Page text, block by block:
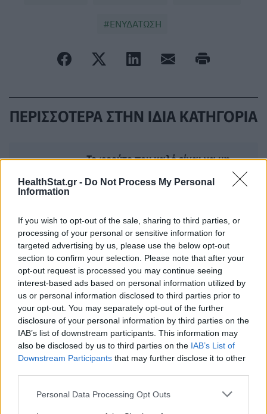
HealthStat.gr - Do Not Process My Personal
Information
If you wish to opt-out of the sale, sharing to third parties, or
processing of your personal or sensitive information for
targeted advertising by us, please use the below opt-out
section to confirm your selection. Please note that after your
opt-out request is processed you may continue seeing
interest-based ads based on personal information utilized by
us or personal information disclosed to third parties prior to
your opt-out. You may separately opt-out of the further
disclosure of your personal information by third parties on the
IAB’s list of downstream participants. This information may
also be disclosed by us to third parties on the IAB’s List of
Downstream Participants that may further disclose it to other
Personal Data Processing Opt Outs
ΕΝΥΔΑΤΩΣΗ
ΠΕΡΙΣΣΟΤΕΡΑ ΣΤΗΝ ΙΔΙΑ ΚΑΤΗΓΟΡΙΑ
Το φρούτο που καλό είναι να μη
συνδυάζετε με τον καφέ, σύμφωνα
με τους ειδικούς
Η συνέπεια στην άσκηση είναι το
«κλειδί» για την πρόληψη του
διαβήτη
17 Ιουλίου 2026
ΣΧΕΤΙΚΑ ΑΡΘΡΑ